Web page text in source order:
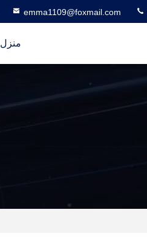
emma1109@foxmail.com
منزل